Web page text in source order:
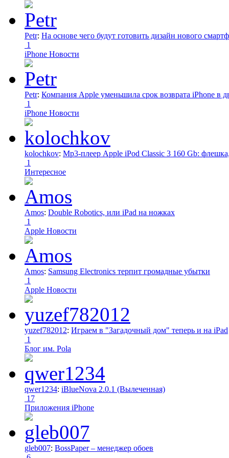
Petr: На основе чего будут готовить дизайн нового
1
iPhone Новости
Petr: Компания Apple уменьшила срок возврата iPhone в
1
iPhone Новости
kolochkov: Mp3-плеер Apple iPod Classic 3 160 Gb:
1
Интересное
Amos: Double Robotics, или iPad на ножках
1
Apple Новости
Amos: Samsung Electronics терпит громадные убытки
1
Apple Новости
yuzef782012: Играем в "Загадочный дом" теперь и на iPad
1
Блог им. Pola
qwer1234: iBlueNova 2.0.1 (Вылеченная)
17
Приложения iPhone
gleb007: BossPaper – менеджер обоев